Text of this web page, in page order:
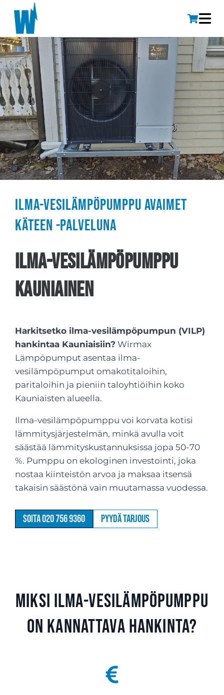
Ilma-vesilämpöpumppu avaimet
käteen -palveluna
Ilma-vesilämpöpumppu
Kauniainen
Harkitsetko ilma-vesilämpöpumpun (VILP)
hankintaa Kauniaisiin? Wirmax
Lämpöpumput asentaa ilma-
vesilämpöpumput omakotitaloihin,
paritaloihin ja pieniin taloyhtiöihin koko
Kauniaisten alueella.
Ilma-vesilämpöpumppu voi korvata kotisi
lämmitysjärjestelmän, minkä avulla voit
säästää lämmityskustannuksissa jopa 50-70
%. Pumppu on ekologinen investointi, joka
nostaa kiinteistön arvoa ja maksaa itsensä
takaisin säästönä vain muutamassa vuodessa.
Soita 020 756 9360 Pyydä tarjous
Miksi ilma-vesilämpöpumppu
on kannattava hankinta?